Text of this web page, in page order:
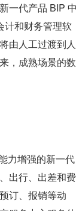
一代产品 BIP
计和财务管理软
由人工过渡到人
，成熟场景的数
力增强的新一代
出行、出差和费
订、报销等动